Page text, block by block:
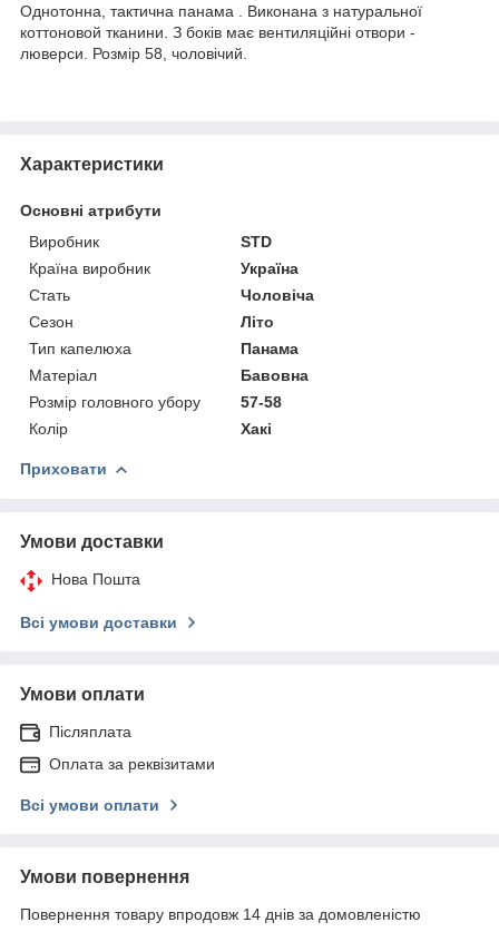
Однотонна, тактична панама . Виконана з натуральної
коттоновой тканини. З боків має вентиляційні отвори -
люверси. Розмір 58, чоловічий.
Характеристики
Основні атрибути
Виробник
STD
Країна виробник
Україна
Стать
Чоловіча
Сезон
Літо
Тип капелюха
Панама
Матеріал
Бавовна
Розмір головного убору
57-58
Колір
Хакі
Приховати
Умови доставки
Нова Пошта
Всі умови доставки
Умови оплати
Післяплата
Оплата за реквізитами
Всі умови оплати
Умови повернення
Повернення товару впродовж 14 днів за домовленістю